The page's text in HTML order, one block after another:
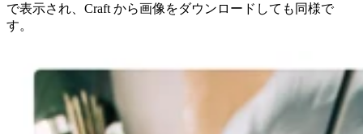
で表示され、Craft から画像をダウンロードしても同様で
す。